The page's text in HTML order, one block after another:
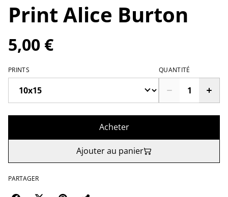
Print Alice Burton
5,00 €
PRINTS QUANTITÉ
Acheter
Ajouter au panier
PARTAGER